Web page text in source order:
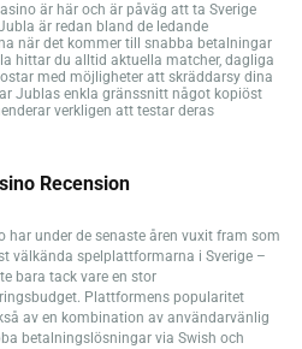
är här och är påväg att ta Sverige
är redan bland de ledande
när det kommer till snabba betalningar
hittar du alltid aktuella matcher, dagliga
med möjligheter att skräddarsy dina
Jublas enkla gränssnitt något kopiöst
verkligen att testar deras
Recension
har under de senaste åren vuxit fram som
välkända spelplattformarna i Sverige –
bara tack vare en stor
Plattformens popularitet
av en kombination av användarvänlig
betalningslösningar via Swish och